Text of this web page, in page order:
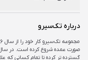
شرایط و قوانین
شعبه مرکزی
شعبه چارسو
درباره تک‌سیرو
گسترده تر کرده تا تمام کسانی که